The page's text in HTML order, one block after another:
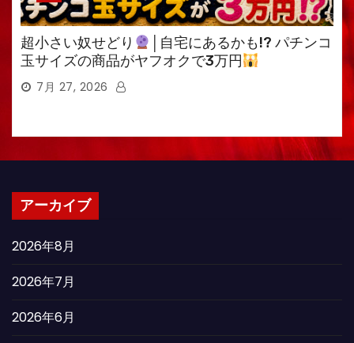
超小さい奴せどり
│自宅にあるかも!? パチンコ
玉サイズの商品がヤフオクで3万円
7月 27, 2026
アーカイブ
2026年8月
2026年7月
2026年6月